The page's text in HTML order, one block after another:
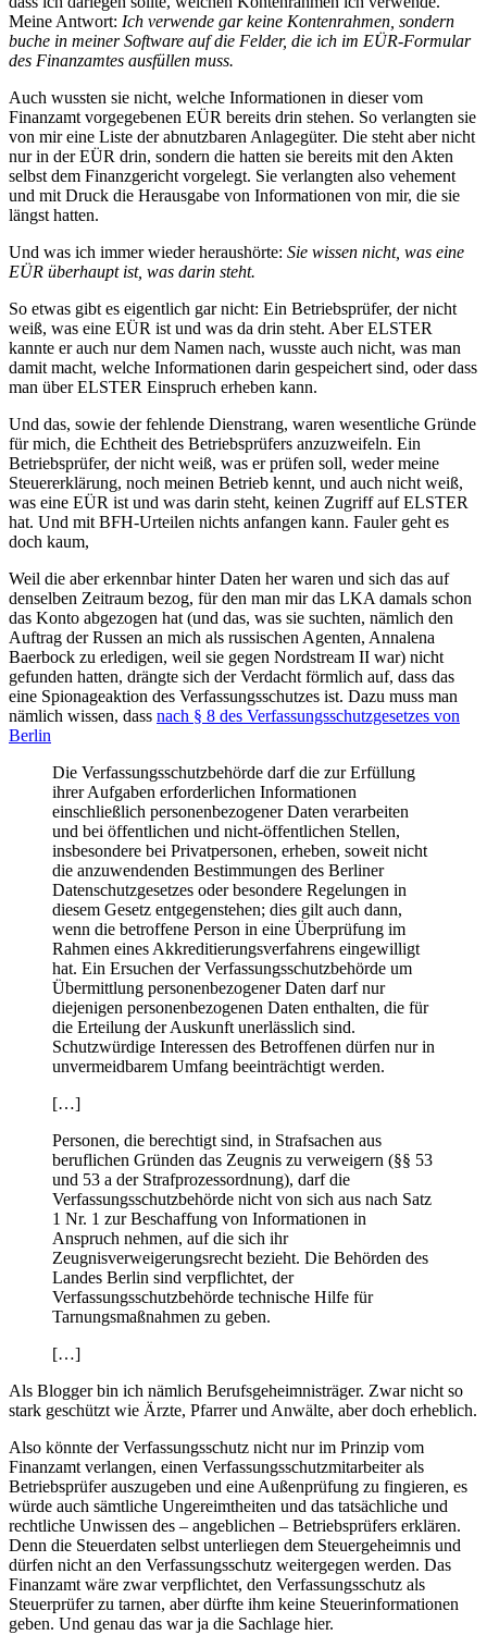
Meine Antwort: Ich verwende gar keine Kontenrahmen, sondern
buche in meiner Software auf die Felder, die ich im EÜR-Formular
des Finanzamtes ausfüllen muss.
Auch wussten sie nicht, welche Informationen in dieser vom
Finanzamt vorgegebenen EÜR bereits drin stehen. So verlangten sie
von mir eine Liste der abnutzbaren Anlagegüter. Die steht aber nicht
nur in der EÜR drin, sondern die hatten sie bereits mit den Akten
selbst dem Finanzgericht vorgelegt. Sie verlangten also vehement
und mit Druck die Herausgabe von Informationen von mir, die sie
längst hatten.
Und was ich immer wieder heraushörte: Sie wissen nicht, was eine
EÜR überhaupt ist, was darin steht.
So etwas gibt es eigentlich gar nicht: Ein Betriebsprüfer, der nicht
weiß, was eine EÜR ist und was da drin steht. Aber ELSTER
kannte er auch nur dem Namen nach, wusste auch nicht, was man
damit macht, welche Informationen darin gespeichert sind, oder dass
man über ELSTER Einspruch erheben kann.
Und das, sowie der fehlende Dienstrang, waren wesentliche Gründe
für mich, die Echtheit des Betriebsprüfers anzuzweifeln. Ein
Betriebsprüfer, der nicht weiß, was er prüfen soll, weder meine
Steuererklärung, noch meinen Betrieb kennt, und auch nicht weiß,
was eine EÜR ist und was darin steht, keinen Zugriff auf ELSTER
hat. Und mit BFH-Urteilen nichts anfangen kann. Fauler geht es
doch kaum,
Weil die aber erkennbar hinter Daten her waren und sich das auf
denselben Zeitraum bezog, für den man mir das LKA damals schon
das Konto abgezogen hat (und das, was sie suchten, nämlich den
Auftrag der Russen an mich als russischen Agenten, Annalena
Baerbock zu erledigen, weil sie gegen Nordstream II war) nicht
gefunden hatten, drängte sich der Verdacht förmlich auf, dass das
eine Spionageaktion des Verfassungsschutzes ist. Dazu muss man
nämlich wissen, dass nach § 8 des Verfassungsschutzgesetzes von
Berlin
Die Verfassungsschutzbehörde darf die zur Erfüllung
ihrer Aufgaben erforderlichen Informationen
einschließlich personenbezogener Daten verarbeiten
und bei öffentlichen und nicht-öffentlichen Stellen,
insbesondere bei Privatpersonen, erheben, soweit nicht
die anzuwendenden Bestimmungen des Berliner
Datenschutzgesetzes oder besondere Regelungen in
diesem Gesetz entgegenstehen; dies gilt auch dann,
wenn die betroffene Person in eine Überprüfung im
Rahmen eines Akkreditierungsverfahrens eingewilligt
hat. Ein Ersuchen der Verfassungsschutzbehörde um
Übermittlung personenbezogener Daten darf nur
diejenigen personenbezogenen Daten enthalten, die für
die Erteilung der Auskunft unerlässlich sind.
Schutzwürdige Interessen des Betroffenen dürfen nur in
unvermeidbarem Umfang beeinträchtigt werden.
[…]
Personen, die berechtigt sind, in Strafsachen aus
beruflichen Gründen das Zeugnis zu verweigern (§§ 53
und 53 a der Strafprozessordnung), darf die
Verfassungsschutzbehörde nicht von sich aus nach Satz
1 Nr. 1 zur Beschaffung von Informationen in
Anspruch nehmen, auf die sich ihr
Zeugnisverweigerungsrecht bezieht. Die Behörden des
Landes Berlin sind verpflichtet, der
Verfassungsschutzbehörde technische Hilfe für
Tarnungsmaßnahmen zu geben.
[…]
Als Blogger bin ich nämlich Berufsgeheimnisträger. Zwar nicht so
stark geschützt wie Ärzte, Pfarrer und Anwälte, aber doch erheblich.
Also könnte der Verfassungsschutz nicht nur im Prinzip vom
Finanzamt verlangen, einen Verfassungsschutzmitarbeiter als
Betriebsprüfer auszugeben und eine Außenprüfung zu fingieren, es
würde auch sämtliche Ungereimtheiten und das tatsächliche und
rechtliche Unwissen des – angeblichen – Betriebsprüfers erklären.
Denn die Steuerdaten selbst unterliegen dem Steuergeheimnis und
dürfen nicht an den Verfassungsschutz weitergegen werden. Das
Finanzamt wäre zwar verpflichtet, den Verfassungsschutz als
Steuerprüfer zu tarnen, aber dürfte ihm keine Steuerinformationen
geben. Und genau das war ja die Sachlage hier.